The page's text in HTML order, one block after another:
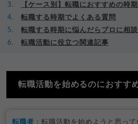
【ケース別】転職におすすめの時期
転職する時期でよくある質問
転職する時期に悩んだらプロに相談
転職活動に役立つ関連記事
転職活動を始めるのにおすす
転職者 ：転職活動を始めようと思っ